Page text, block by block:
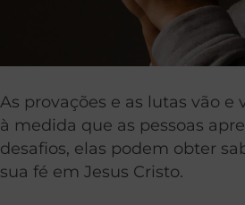
As provações e as lutas vão e
à medida que as pessoas
desafios, elas podem obter
sua fé em Jesus Cristo.